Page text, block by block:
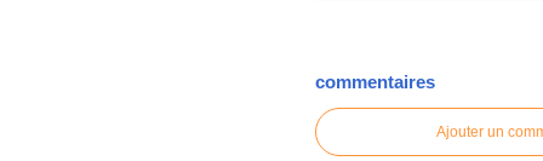
commentaires
Ajouter un